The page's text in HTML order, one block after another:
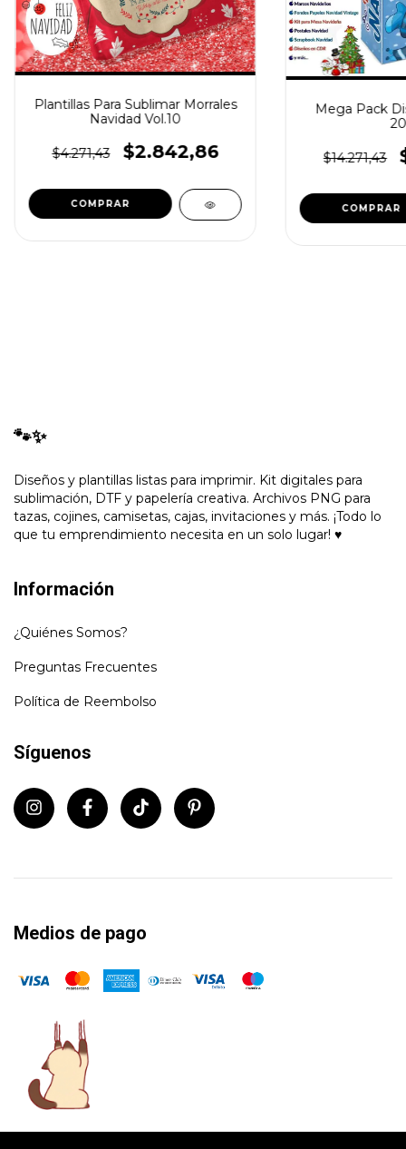
Plantillas Para Sublimar Morrales
Navidad Vol.10
$4.271,43 $2.842,86
Mega Pack
$14.271,43
🐾✨
Diseños y plantillas listas para imprimir. Kit digitales para
sublimación, DTF y papelería creativa. Archivos PNG para
tazas, cojines, camisetas, cajas, invitaciones y más. ¡Todo lo
que tu emprendimiento necesita en un solo lugar! ♥
Información
¿Quiénes Somos?
Preguntas Frecuentes
Política de Reembolso
Síguenos
Medios de pago